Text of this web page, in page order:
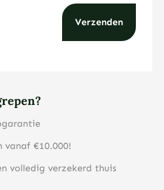
vanaf €10.000!
volledig verzekerd thuis